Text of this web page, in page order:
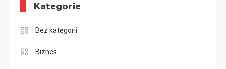
Kategorie
Bez kategorii
Biznes